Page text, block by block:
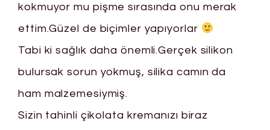
kokmuyor mu pişme sırasında onu merak
ettim.Güzel de biçimler yapıyorlar
Tabi ki sağlık daha önemli.Gerçek silikon
bulursak sorun yokmuş, silika camın da
ham malzemesiymiş.
Sizin tahinli çikolata kremanızı biraz